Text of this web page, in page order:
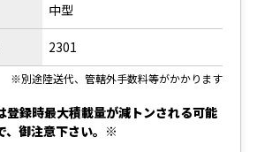
中型
2301
※別途陸送代、管轄外手数料等がかかります
録時最大積載量が減トンされる可能
、御注意下さい。※